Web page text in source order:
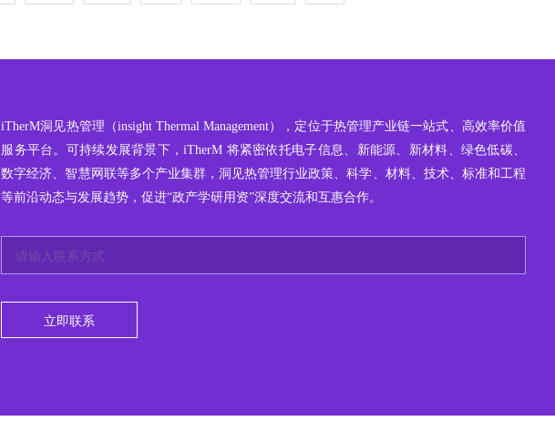
iTherM洞见热管理 （insight Thermal Management），定位于热管理产业链一站式、高效率价值
服务平台。可持续发展背景下，iTherM 将紧密依托电子信息、新能源、新材料、绿色低碳、
数字经济、智慧网联等多个产业集群，洞见热管理行业政策、科学、材料、技术、标准和工程
等前沿动态与发展趋势，促进“政产学研用资”深度交流和互惠合作。
立即联系